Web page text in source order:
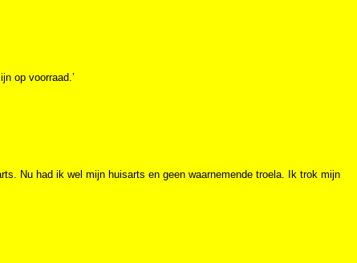
op voorraad.’
Nu had ik wel mijn huisarts en geen waarnemende troela. Ik trok mijn